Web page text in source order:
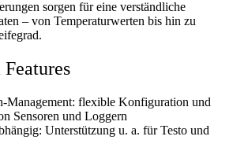
sorgen für eine verständliche
– von Temperaturwerten bis hin zu
Management: flexible Konfiguration und
Sensoren und Loggern
: Unterstützung u. a. für Testo und